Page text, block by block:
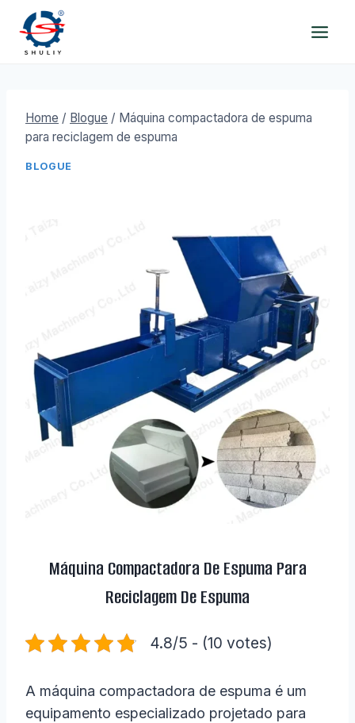
content
Home / Blogue / Máquina compactadora de espuma
para reciclagem de espuma
BLOGUE
Máquina Compactadora De Espuma Para
Reciclagem De Espuma
4.8/5 - (10 votes)
A máquina compactadora de espuma é um
equipamento especializado projetado para